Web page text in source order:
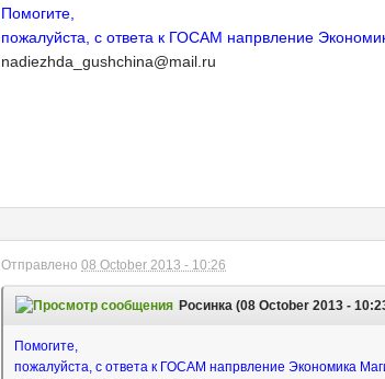
Помогите,
пожалуйста, с ответа к ГОСАМ напрвление
nadiezhda_gushchina@mail.ru
Отправлено 08 October 2013 - 10:26
Росинка (08 October 2013 -
Помогите,
пожалуйста, с ответа к ГОСАМ напрвление Экономика